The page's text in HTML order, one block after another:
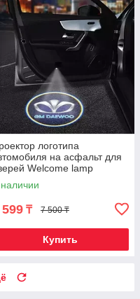
логотипа
на асфальт для
Welcome lamp
комплект из
(Daewoo)
₸ 7 500 ₸
Купить